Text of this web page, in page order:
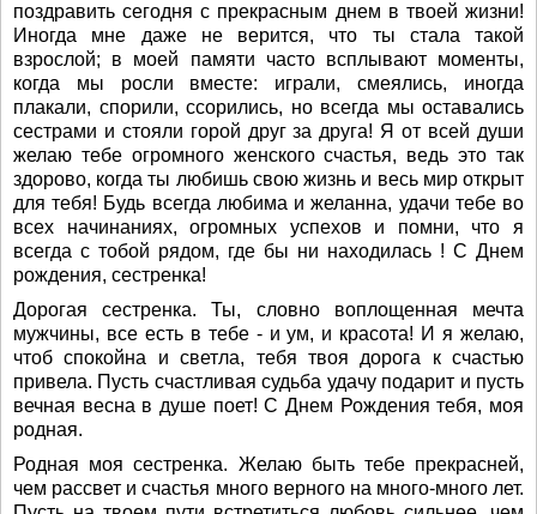
поздравить сегодня с прекрасным днем в твоей жизни!
Иногда мне даже не верится, что ты стала такой
взрослой; в моей памяти часто всплывают моменты,
когда мы росли вместе: играли, смеялись, иногда
плакали, спорили, ссорились, но всегда мы оставались
сестрами и стояли горой друг за друга! Я от всей души
желаю тебе огромного женского счастья, ведь это так
здорово, когда ты любишь свою жизнь и весь мир открыт
для тебя! Будь всегда любима и желанна, удачи тебе во
всех начинаниях, огромных успехов и помни, что я
всегда с тобой рядом, где бы ни находилась ! С Днем
рождения, сестренка!
Дорогая сестренка. Ты, словно воплощенная мечта
мужчины, все есть в тебе - и ум, и красота! И я желаю,
чтоб спокойна и светла, тебя твоя дорога к счастью
привела. Пусть счастливая судьба удачу подарит и пусть
вечная весна в душе поет! С Днем Рождения тебя, моя
родная.
Родная моя сестренка. Желаю быть тебе прекрасней,
чем рассвет и счастья много верного на много-много лет.